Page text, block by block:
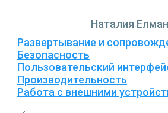
Наталия
Развертывание и
Безопасность
Пользовательский
Производительность
Работа с внешними